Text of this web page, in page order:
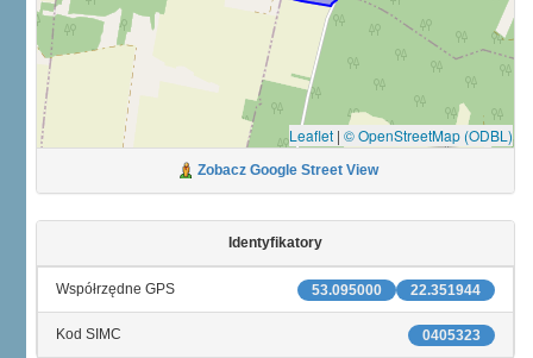
Leaflet | © OpenStreetMap (ODBL)
Zobacz Google Street View
Identyfikatory
22.351944
53.095000
Współrzędne GPS
0405323
Kod SIMC